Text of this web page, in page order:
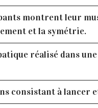
montrent leur
et la symétrie.
réalisé dans
consistant à lancer